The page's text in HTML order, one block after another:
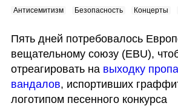
Антисемитизм Безопасность Концерты
Пять дней потребовалось
вещательному союзу (EBU),
отреагировать на выходку
вандалов, испортивших
логотипом песенного конкурса